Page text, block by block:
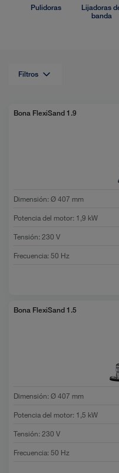
Pulidoras
Lijadoras
banda
Filtros
Bona FlexiSand 1.9
Dimensión:Ø 407 mm
Potencia del motor: 1,9 kW
Tensión:230 V
Frecuencia:50 Hz
Bona FlexiSand 1.5
Dimensión:Ø 407 mm
Potencia del motor: 1,5 kW
Tensión:230 V
Frecuencia:50 Hz